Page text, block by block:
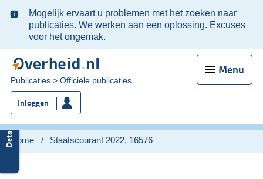
Ter
informatie:
Mogelijk ervaart u problemen met het zoeken naar
publicaties. We werken aan een oplossing. Excuses
voor het ongemak.
Menu
U
bent
nu
hier:
Publicaties Officiële publicaties
Inloggen
Home Staatscourant 2022, 16576